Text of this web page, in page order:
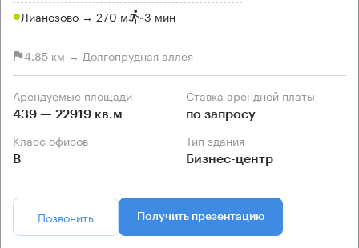
Лианозово → 270 м ~3 мин
4.85 км → Долгопрудная аллея
Арендуемые площади
439 — 22919 кв.м
Ставка арендной платы
по запросу
Класс офисов
B
Тип здания
Бизнес-центр
Позвонить Получить презентацию